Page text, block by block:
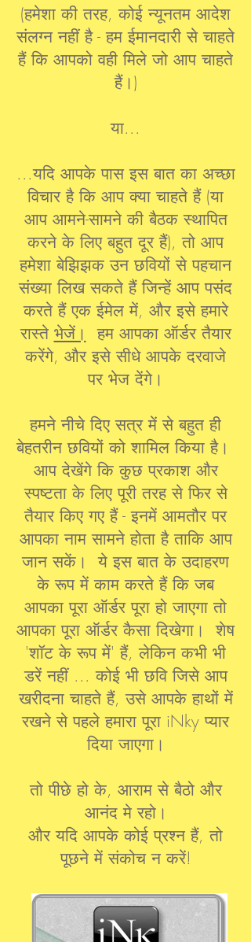
(हमेशा की तरह, कोई न्यूनतम आदेश
संलग्न नहीं है - हम ईमानदारी से चाहते
हैं कि आपको वही मिले जो आप चाहते
हैं।)
या...
...यदि आपके पास इस बात का अच्छा
विचार है कि आप क्या चाहते हैं (या
आप आमने-सामने की बैठक स्थापित
करने के लिए बहुत दूर हैं), तो आप
हमेशा बेझिझक उन छवियों से पहचान
संख्या लिख सकते हैं जिन्हें आप पसंद
करते हैं एक ईमेल में, और इसे हमारे
रास्ते भेजें।
हम आपका ऑर्डर तैयार
करेंगे, और इसे सीधे आपके दरवाजे
पर भेज देंगे।
हमने नीचे दिए सत्र में से बहुत ही
बेहतरीन छवियों को शामिल किया है।
आप देखेंगे कि कुछ प्रकाश और
स्पष्टता के लिए पूरी तरह से फिर से
तैयार किए गए हैं - इनमें आमतौर पर
आपका नाम सामने होता है ताकि आप
जान सकें। ये इस बात के उदाहरण
के रूप में काम करते हैं कि जब
आपका पूरा ऑर्डर पूरा हो जाएगा तो
आपका पूरा ऑर्डर कैसा दिखेगा। शेष
'शॉट के रूप में' हैं, लेकिन कभी भी
डरें नहीं ... कोई भी छवि जिसे आप
खरीदना चाहते हैं, उसे आपके हाथों में
रखने से पहले हमारा पूरा iNky प्यार
दिया जाएगा।
तो पीछे हो के, आराम से बैठो और
आनंद मे रहो।
और यदि आपके कोई प्रश्न हैं, तो
पूछने में संकोच न करें!